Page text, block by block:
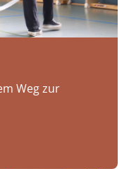
Weg zur